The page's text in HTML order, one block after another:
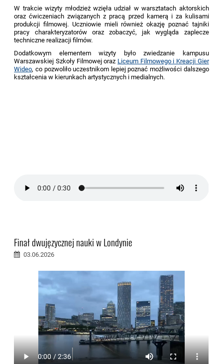
W trakcie wizyty młodzież wzięła udział w warsztatach aktorskich
oraz ćwiczeniach związanych z pracą przed kamerą i za kulisami
produkcji filmowej. Uczniowie mieli również okazję poznać tajniki
pracy charakteryzatorów oraz zobaczyć, jak wygląda zaplecze
techniczne realizacji filmów.
Dodatkowym elementem wizyty było zwiedzanie kampusu
Warszawskiej Szkoły Filmowej oraz Liceum Filmowego i Kreacji Gier
Wideo, co pozwoliło uczestnikom lepiej poznać możliwości dalszego
kształcenia w kierunkach artystycznych i medialnych.
Finał dwujęzycznej nauki w Londynie
03.06.2026